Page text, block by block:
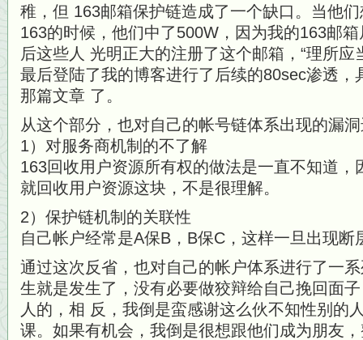
稚，但 163邮箱保护链造成了一个缺口。当他
163的时候，他们中了500W，因为我的163邮
后这些人 光明正大的注册了这个邮箱，“理所应
最后登陆了我的博客进行了后续的80sec渗透，
那篇文章 了。
从这个部分，也对自己的帐号链体系出现的漏
1）对服务商机制的不了解
163回收用户资源所有权的做法是一直不知道，
就回收用户资源这块，不是很理解。
2）保护链机制的关联性
自己帐户经常是A保B，B保C，这样一旦出现
通过这次反省，也对自己的帐户体系进行了一
生就是发生了，没有必要做狡辩给自己挽回面
人的，相 反，我倒是蛮感谢这么伙不知性别的
课。如果有机会，我倒是很想跟他们成为朋友